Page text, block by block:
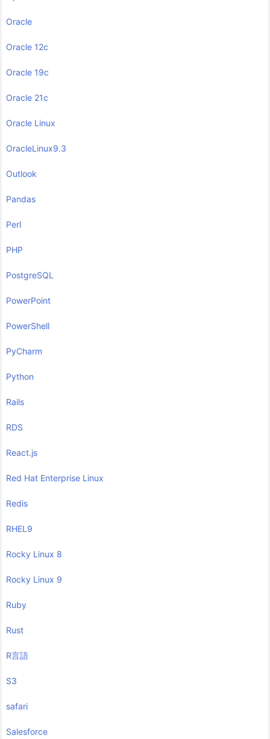
Oracle
Oracle 12c
Oracle 19c
Oracle 21c
Oracle Linux
OracleLinux9.3
Outlook
Pandas
Perl
PHP
PostgreSQL
PowerPoint
PowerShell
PyCharm
Python
Rails
RDS
React.js
Red Hat Enterprise Linux
Redis
RHEL9
Rocky Linux 8
Rocky Linux 9
Ruby
Rust
R言語
S3
safari
Salesforce